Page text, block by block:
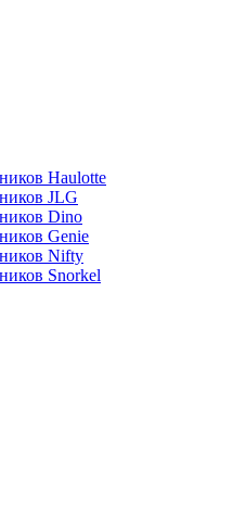
Haulotte
JLG
Dino
Genie
Nifty
Snorkel